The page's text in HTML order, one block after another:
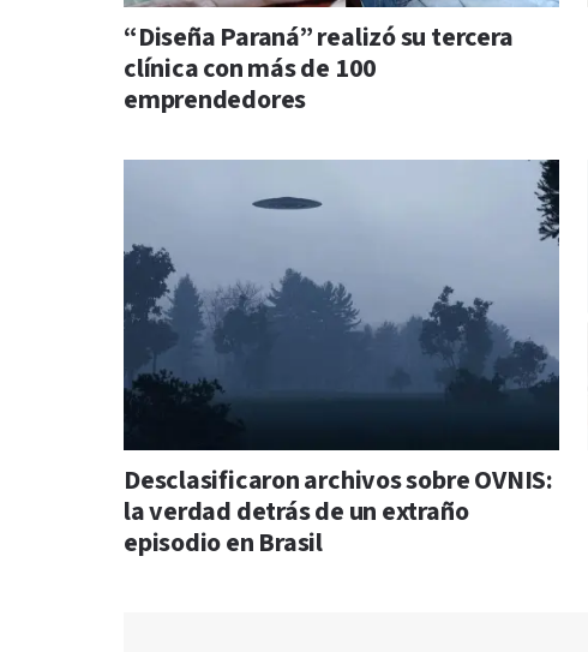
“Diseña Paraná” realizó su tercera
clínica con más de 100
emprendedores
Desclasificaron archivos sobre OVNIS:
la verdad detrás de un extraño
episodio en Brasil